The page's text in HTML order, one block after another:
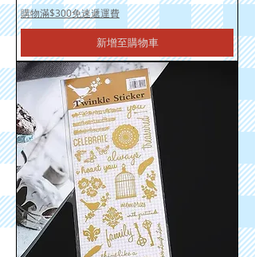
購物滿$300免速遞運費
新增至購物車